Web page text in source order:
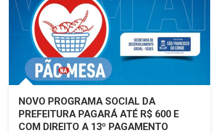
CÍVICAS,
DESFILE
DE
FANFARRAS
EM
ALUSÃO
2
NOVO PROGRAMA SOCIAL DA
PREFEITURA PAGARÁ ATÉ R$ 600 E
COM DIREITO A 13º PAGAMENTO